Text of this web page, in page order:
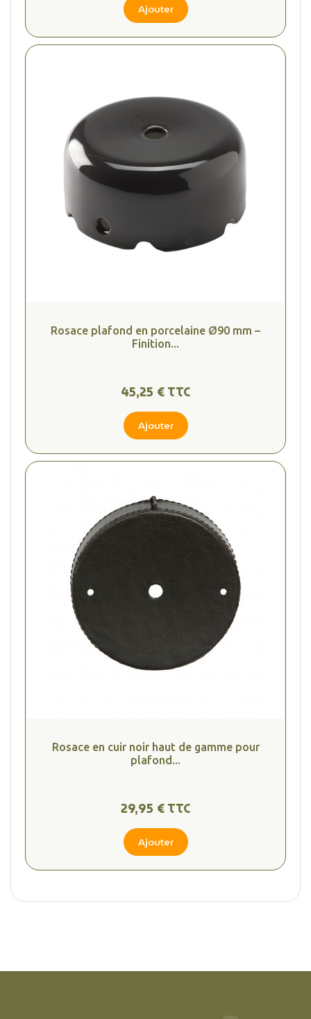
Ajouter
Rosace plafond en porcelaine Ø90 mm –
Finition...
45,25 € TTC
Ajouter
Rosace en cuir noir haut de gamme pour
plafond...
29,95 € TTC
Ajouter